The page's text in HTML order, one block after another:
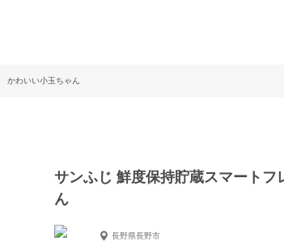
かわいい小玉ちゃん
サンふじ 鮮度保持貯蔵スマート
ん
長野県長野市